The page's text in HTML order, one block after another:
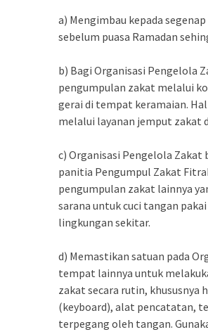
a) Mengimbau kepada
sebelum puasa Ramadan
b) Bagi Organisasi Pengelola
pengumpulan zakat melalui
gerai di tempat keramaian.
melalui layanan jemput zakat
c) Organisasi Pengelola
panitia Pengumpul Zakat
pengumpulan zakat lainnya
sarana untuk cuci tangan
lingkungan sekitar.
d) Memastikan satuan pada
tempat lainnya untuk
zakat secara rutin,
(keyboard), alat pencatatan,
terpegang oleh tangan.